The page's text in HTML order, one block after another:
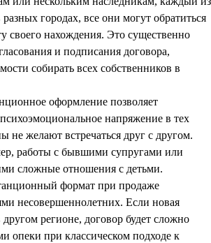
городах, все они могут обратиться
своего нахождения. Это существенно
и подписания договора,
собирать всех собственников в
оформление позволяет
напряжение в тех
не желают встречаться друг с другом.
работы с бывшими супругами или
сложные отношения с детьми.
формат при продаже
несовершеннолетних. Если новая
другом регионе, договор будет сложно
опеки при классическом подходе к